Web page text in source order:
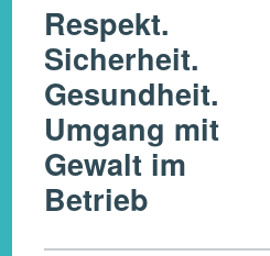
Respekt.
Sicherheit.
Gesundheit.
Umgang mit
Gewalt im
Betrieb